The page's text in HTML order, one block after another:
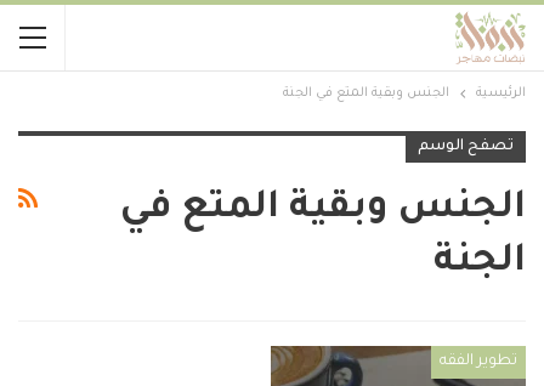
الرئيسية الجنس وبقية المتع في الجنة
تصفح الوسم
الجنس وبقية المتع في
الجنة
تطوير الفقه